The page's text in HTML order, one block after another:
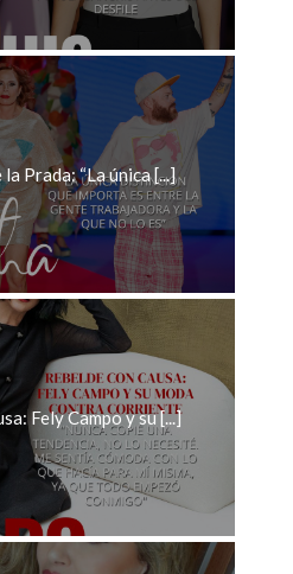
Prada: “La única [...]
Fely Campo y su [...]